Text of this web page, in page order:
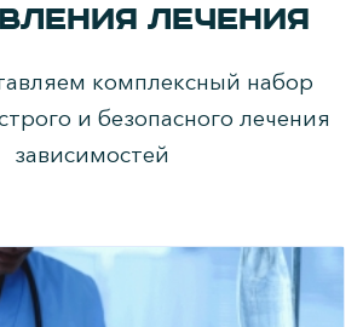
лечения
комплексный набор
и безопасного лечения
зависимостей